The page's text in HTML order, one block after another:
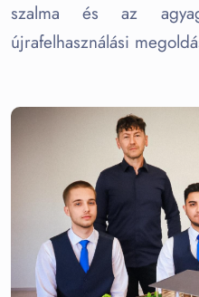
szalma és az
újrafelhasználási